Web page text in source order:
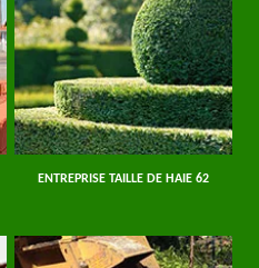
ENTREPRISE TAILLE DE HAIE 62